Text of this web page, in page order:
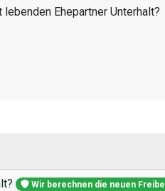
Ehepartner Unterhalt?
Wir berechnen die neuen